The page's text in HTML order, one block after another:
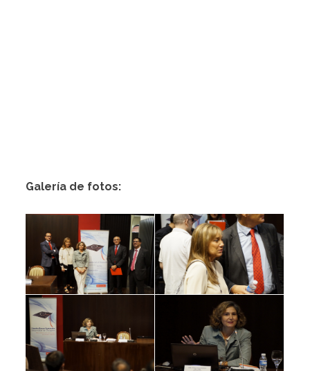
Galería de fotos: